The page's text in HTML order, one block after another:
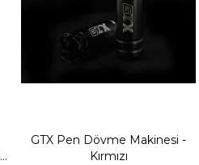
GTX Pen Dövme Makinesi -
Kırmızı